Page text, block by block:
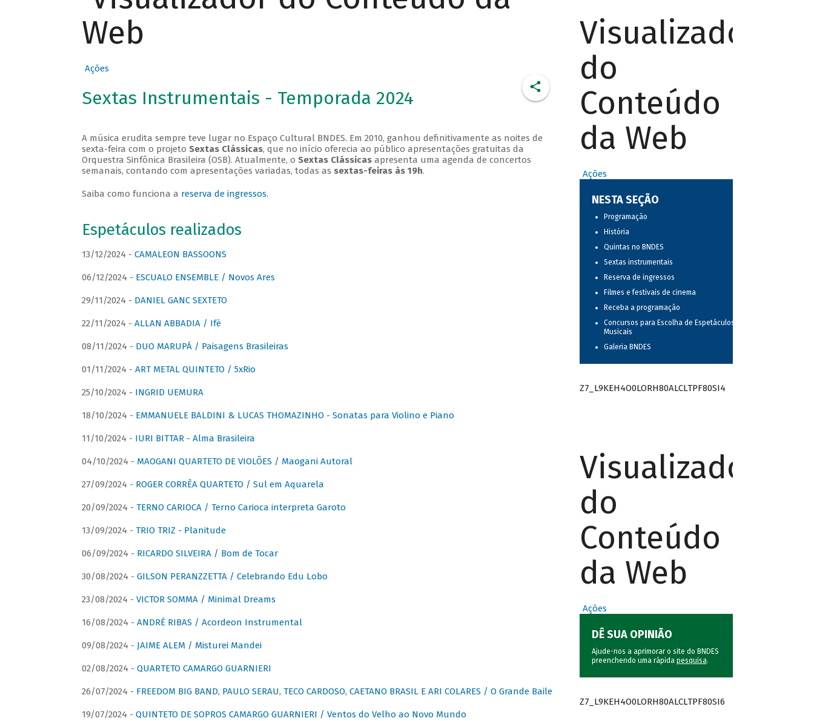
Web
Ações
Sextas Instrumentais - Temporada 2024
A música erudita sempre teve lugar no Espaço Cultural BNDES. Em 2010, ganhou definitivamente as noites de
sexta-feira com o projeto Sextas Clássicas, que no início oferecia ao público apresentações gratuitas da
Orquestra Sinfônica Brasileira (OSB). Atualmente, o Sextas Clássicasapresenta uma agenda de concertos
semanais, contando com apresentações variadas, todas as sextas-feiras às 19h.
Saiba como funciona a reserva de ingressos.
Espetáculos realizados
13/12/2024 - CAMALEON BASSOONS
06/12/2024 - ESCUALO ENSEMBLE / Novos Ares
29/11/2024 - DANIEL GANC SEXTETO
22/11/2024 - ALLAN ABBADIA / Ifè
08/11/2024 - DUO MARUPÁ / Paisagens Brasileiras
01/11/2024 - ART METAL QUINTETO / 5xRio
25/10/2024 - INGRID UEMURA
18/10/2024 - EMMANUELE BALDINI & LUCAS THOMAZINHO - Sonatas para Violino e Piano
11/10/2024 - IURI BITTAR - Alma Brasileira
04/10/2024 - MAOGANI QUARTETO DE VIOLÕES / Maogani Autoral
27/09/2024 - ROGER CORRÊA QUARTETO / Sul em Aquarela
20/09/2024 - TERNO CARIOCA / Terno Carioca interpreta Garoto
13/09/2024 - TRIO TRIZ - Planitude
06/09/2024 - RICARDO SILVEIRA / Bom de Tocar
30/08/2024 - GILSON PERANZZETTA / Celebrando Edu Lobo
23/08/2024 - VICTOR SOMMA / Minimal Dreams
16/08/2024 - ANDRÉ RIBAS / Acordeon Instrumental
09/08/2024 - JAIME ALEM / Misturei Mandei
02/08/2024 - QUARTETO CAMARGO GUARNIERI
26/07/2024 - FREEDOM BIG BAND, PAULO SERAU, TECO CARDOSO, CAETANO BRASIL E ARI COLARES / O Grande Baile
19/07/2024 - QUINTETO DE SOPROS CAMARGO GUARNIERI / Ventos do Velho ao Novo Mundo
Visualizador
do
Conteúdo
da Web
Ações
NESTA SEÇÃO
Programação
História
Quintas no BNDES
Sextas instrumentais
Reserva de ingressos
Filmes e festivais de cinema
Receba a programação
Concursos para Escolha de Espetáculos
Musicais
Galeria BNDES
Z7_L9KEH4O0LORH80ALCLTPF80SI4
Visualizador
do
Conteúdo
da Web
Ações
DÊ SUA OPINIÃO
Ajude-nos a aprimorar o site do BNDES
preenchendo uma rápida pesquisa.
Z7_L9KEH4O0LORH80ALCLTPF80SI6